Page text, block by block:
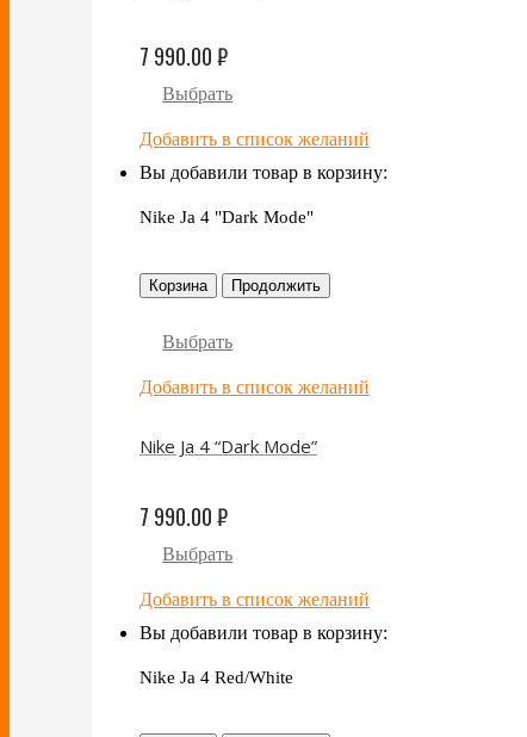
7 990.00₽
Выбрать
Добавить в список желаний
Вы добавили товар в корзину:
Nike Ja 4 "Dark Mode"
Корзина Продолжить
Выбрать
Добавить в список желаний
Nike Ja 4 “Dark Mode”
7 990.00₽
Выбрать
Добавить в список желаний
Вы добавили товар в корзину:
Nike Ja 4 Red/White